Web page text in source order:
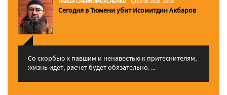
Сегодня в Тюмени убит Исомитдин Акбаров
Со скорбью к павшим и ненавестью к притеснителям,
жизнь идет, расчет будет обязательно. ...